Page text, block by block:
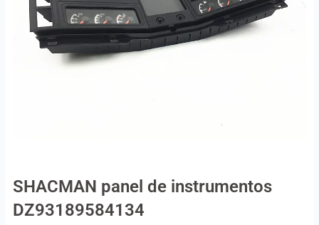
SHACMAN panel de instrumentos
DZ93189584134